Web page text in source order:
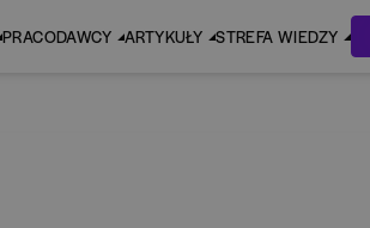
PRACODAWCY ARTYKUŁY STREFA WIEDZY